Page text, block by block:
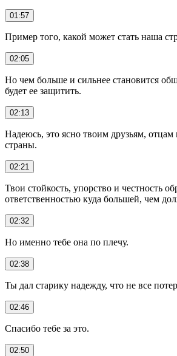
01:57
Пример того, какой может стать наша
02:05
Но чем больше и сильнее становится
будет ее защитить.
02:13
Надеюсь, это ясно твоим друзьям,
страны.
02:21
Твои стойкость, упорство и честность
ответственностью куда большей, чем
02:32
Но именно тебе она по плечу.
02:38
Ты дал старику надежду, что не все
02:46
Спасибо тебе за это.
02:50